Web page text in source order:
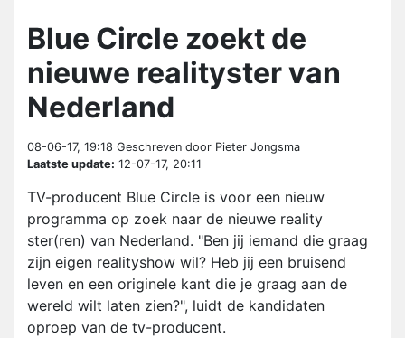
Blue Circle zoekt de
nieuwe realityster van
Nederland
08-06-17, 19:18 Geschreven door Pieter Jongsma
Laatste update: 12-07-17, 20:11
TV-producent Blue Circle is voor een nieuw
programma op zoek naar de nieuwe reality
ster(ren) van Nederland. "Ben jij iemand die graag
zijn eigen realityshow wil? Heb jij een bruisend
leven en een originele kant die je graag aan de
wereld wilt laten zien?", luidt de kandidaten
oproep van de tv-producent.